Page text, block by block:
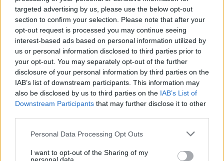
targeted advertising by us, please use the below opt-out
section to confirm your selection. Please note that after your
opt-out request is processed you may continue seeing
interest-based ads based on personal information utilized by
us or personal information disclosed to third parties prior to
your opt-out. You may separately opt-out of the further
disclosure of your personal information by third parties on the
IAB’s list of downstream participants. This information may
also be disclosed by us to third parties on the IAB’s List of
Downstream Participants that may further disclose it to other
Please note that this website/app uses one or more Google
not limited to your visit or usage behaviour. You may click to
Personal Data Processing Opt Outs
I want to opt-out of the Sharing of my